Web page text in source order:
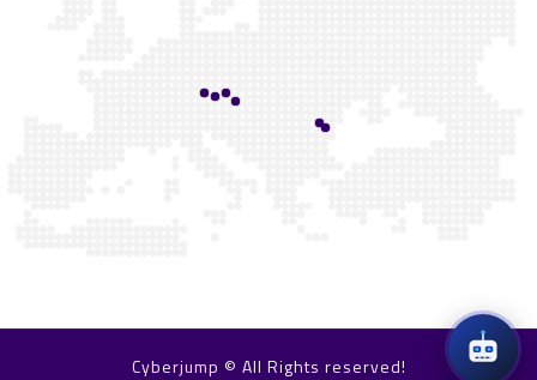
Cyberjump © All Rights reserved!